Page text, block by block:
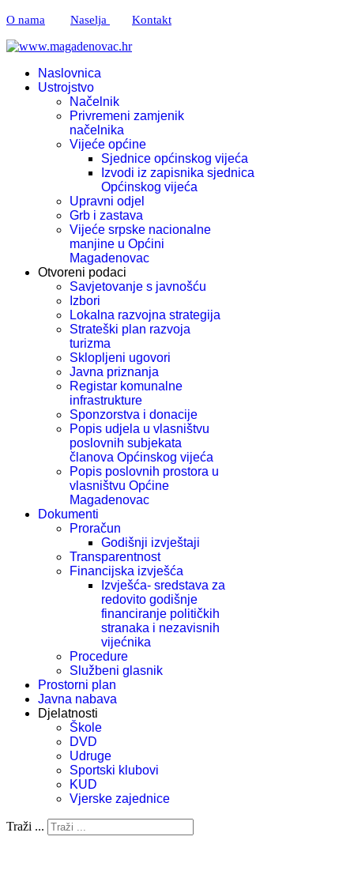
O nama Naselja Kontakt
Naslovnica
Ustrojstvo
Načelnik
Privremeni zamjenik
načelnika
Vijeće općine
Sjednice općinskog vijeća
Izvodi iz zapisnika sjednica
Općinskog vijeća
Upravni odjel
Grb i zastava
Vijeće srpske nacionalne
manjine u Općini
Magadenovac
Otvoreni podaci
Savjetovanje s javnošću
Izbori
Lokalna razvojna strategija
Strateški plan razvoja
turizma
Sklopljeni ugovori
Javna priznanja
Registar komunalne
infrastrukture
Sponzorstva i donacije
Popis udjela u vlasništvu
poslovnih subjekata
članova Općinskog vijeća
Popis poslovnih prostora u
vlasništvu Općine
Magadenovac
Dokumenti
Proračun
Godišnji izvještaji
Transparentnost
Financijska izvješća
Izvješća- sredstava za
redovito godišnje
financiranje političkih
stranaka i nezavisnih
vijećnika
Procedure
Službeni glasnik
Prostorni plan
Javna nabava
Djelatnosti
Škole
DVD
Udruge
Sportski klubovi
KUD
Vjerske zajednice
Traži ...